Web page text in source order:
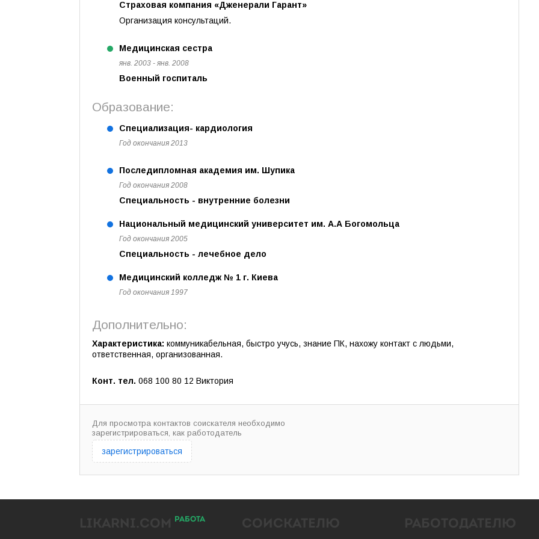
Страховая компания «Дженерали Гарант»
Организация консультаций.
Медицинская сестра
янв. 2003 - янв. 2008
Военный госпиталь
Образование:
Специализация- кардиология
Год окончания 2013
Последипломная академия им. Шупика
Год окончания 2008
Специальность - внутренние болезни
Национальный медицинский университет им. А.А Богомольца
Год окончания 2005
Специальность - лечебное дело
Медицинский колледж № 1 г. Киева
Год окончания 1997
Дополнительно:
Характеристика: коммуникабельная, быстро учусь, знание ПК, нахожу контакт с людьми,
ответственная, организованная.
Конт. тел. 068 100 80 12 Виктория
Для просмотра контактов соискателя необходимо
зарегистрироваться, как работодатель
зарегистрироваться
РАБОТА